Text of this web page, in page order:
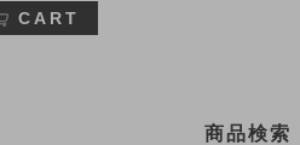
CART
商品検索